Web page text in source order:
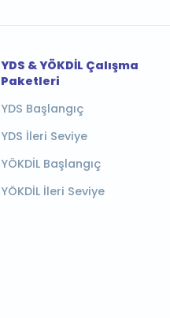
YDS & YÖKDİL Çalışma
Paketleri
YDS Başlangıç
YDS İleri Seviye
YÖKDİL Başlangıç
YÖKDİL İleri Seviye